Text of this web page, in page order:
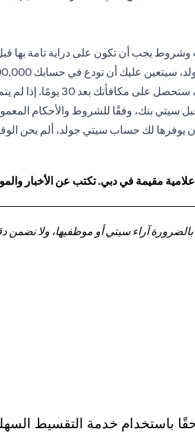
وشروط يجب أن تكون على دراية تامة بها
سيتي بنك، وفقًا للشروط والأحكام
يوفرها لك حساب سيتي جولد، ألم يحن
مقيمة في دبي. تكتب عن الأخبار
آراء سيتي أو موظفيها، ولا نضمن دقة
باستخدام خدمة التقسيط